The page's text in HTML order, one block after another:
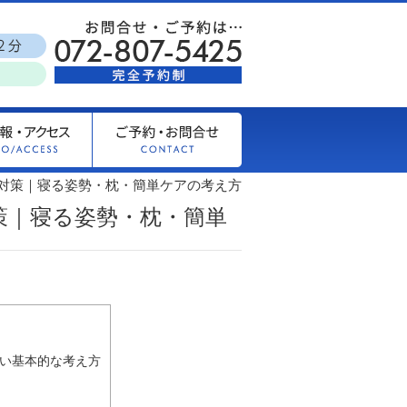
策｜寝る姿勢・枕・簡単ケアの考え方
寝る姿勢・枕・簡単
基本的な考え方